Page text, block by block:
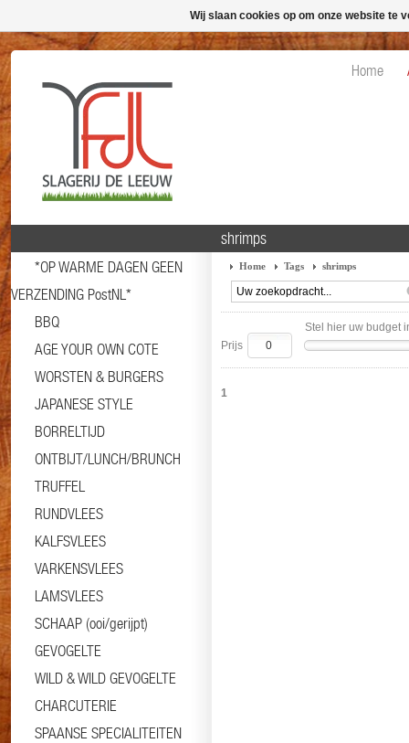
Home
*OP WARME DAGEN GEEN
VERZENDING PostNL*
BBQ
AGE YOUR OWN COTE
WORSTEN & BURGERS
JAPANESE STYLE
BORRELTIJD
ONTBIJT/LUNCH/BRUNCH
TRUFFEL
RUNDVLEES
KALFSVLEES
VARKENSVLEES
LAMSVLEES
SCHAAP (ooi/gerijpt)
GEVOGELTE
WILD & WILD GEVOGELTE
CHARCUTERIE
SPAANSE SPECIALITEITEN
shrimps
Home Tags shrimps
Stel hier uw budget
Prijs
1
Wij slaan cookies op om onze website te